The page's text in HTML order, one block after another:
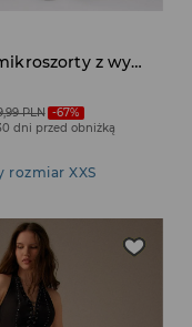
Granatowe mikroszorty z wywijanym pasem
PLN -67%
dni przed obniżką
rozmiar XXS